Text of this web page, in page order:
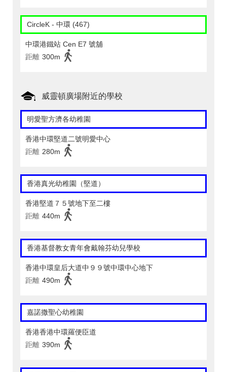
CircleK - 中環 (467)
中環港鐵站 Cen E7 號舖
距離 300m
威靈頓廣場附近的學校
明愛聖方濟各幼稚園
香港中環堅道二號明愛中心
距離 280m
香港真光幼稚園（堅道）
香港堅道７５號地下至二樓
距離 440m
香港基督教女青年會戴翰芬幼兒學校
香港中環皇后大道中９９號中環中心地下
距離 490m
嘉諾撒聖心幼稚園
香港香港中環羅便臣道
距離 390m